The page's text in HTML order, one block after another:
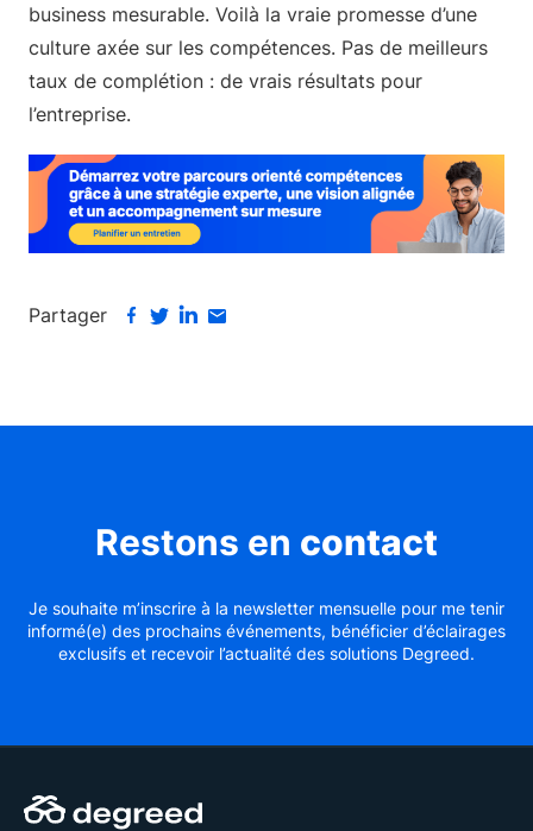
business mesurable. Voilà la vraie promesse d’une
culture axée sur les compétences. Pas de meilleurs
taux de complétion : de vrais résultats pour
l’entreprise.
Partager
Restons en contact
Je souhaite m’inscrire à la newsletter mensuelle pour me tenir
informé(e) des prochains événements, bénéficier d’éclairages
exclusifs et recevoir l’actualité des solutions Degreed.